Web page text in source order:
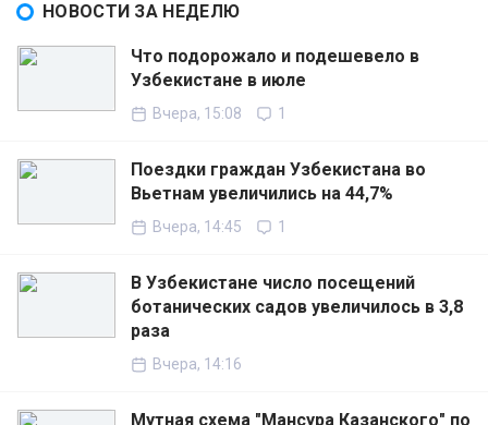
НОВОСТИ ЗА НЕДЕЛЮ
Что подорожало и подешевело в
Узбекистане в июле
Вчера, 15:08 1
Поездки граждан Узбекистана во
Вьетнам увеличились на 44,7%
Вчера, 14:45 1
В Узбекистане число посещений
ботанических садов увеличилось в 3,8
раза
Вчера, 14:16
Мутная схема "Мансура Казанского" по